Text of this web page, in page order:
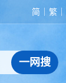
简 繁